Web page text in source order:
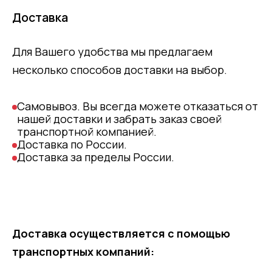
Доставка
Для Вашего удобства мы предлагаем
несколько способов доставки на выбор.
Самовывоз. Вы всегда можете отказаться от
нашей доставки и забрать заказ своей
транспортной компанией.
Доставка по России.
Доставка за пределы России.
Доставка осуществляется с помощью
транспортных компаний: